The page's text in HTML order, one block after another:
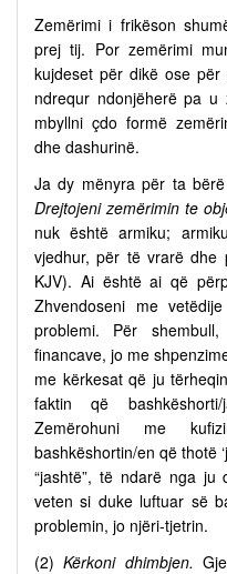
Zemërimi i frikëson
prej tij. Por zemërimi
kujdeset për dikë ose
ndrequr ndonjëherë pa
mbyllni çdo formë
dhe dashurinë.
Ja dy mënyra për ta
Drejtojeni zemërimin te
nuk është armiku;
vjedhur, për të vrarë dhe
KJV). Ai është ai që
Zhvendoseni me
problemi. Për
financave, jo me
me kërkesat që ju
faktin që
Zemërohuni me
bashkëshortin/en që thotë
“jashtë”, të ndarë nga ju
veten si duke luftuar së
problemin, jo njëri-tjetrin.
(2)Kërkoni dhimbjen.